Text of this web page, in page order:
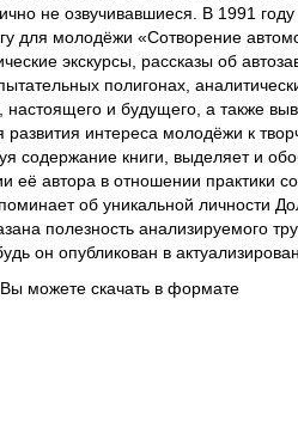
не озвучивавшиеся. В 1991
для молодёжи «Сотворение
экскурсы, рассказы об
полигонах,
и будущего, а также
развития интереса молодёжи к
содержание книги, выделяет и
её автора в отношении практики
об уникальной личности
полезность анализируемого
он опубликован в
можете скачать в формате